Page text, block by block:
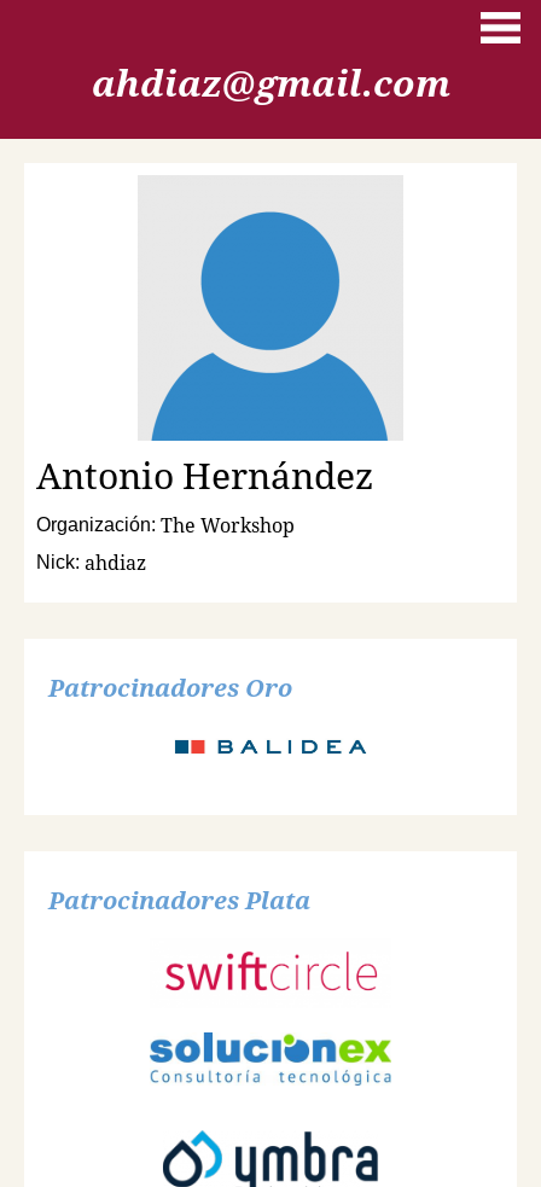
ahdiaz@gmail.com
Antonio Hernández
Organización: The Workshop
Nick: ahdiaz
Patrocinadores Oro
Patrocinadores Plata